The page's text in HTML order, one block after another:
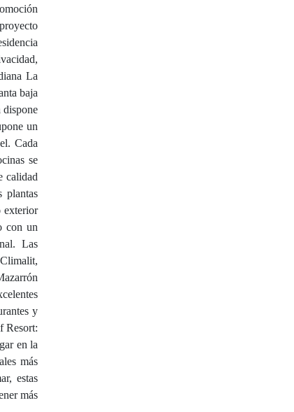
La
baja
dispone
un
Cada
se
calidad
plantas
exterior
con un
Las
y
Resort:
en la
más
estas
más